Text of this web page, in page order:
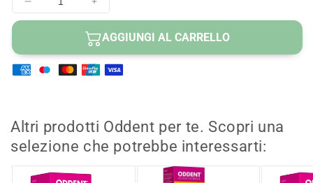
Non punge.
Delizioso sapore di gomma da masticare.
Diminuisci
quantità
ODDENT
Junior
Gel
Gusto
Bubble
Gum
15ml
Aumenta
quantità
per
ODDENT
Junior
Gel
Gusto
Bubble
Gum
AGGIUNGI AL CARRELLO
Altri prodotti Oddent per te. Scopri una
selezione che potrebbe interessarti: